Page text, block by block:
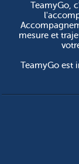
TeamyGo,
mesure et
TeamyGo est